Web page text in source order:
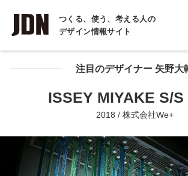
つくる、使う、考える人の
デザイン情報サイト
INTERVIEW
インタビュー
REPORT注目のデザイナー 矢野大
ISSEY MIYAKE S/S
2018 / 株式会社We+